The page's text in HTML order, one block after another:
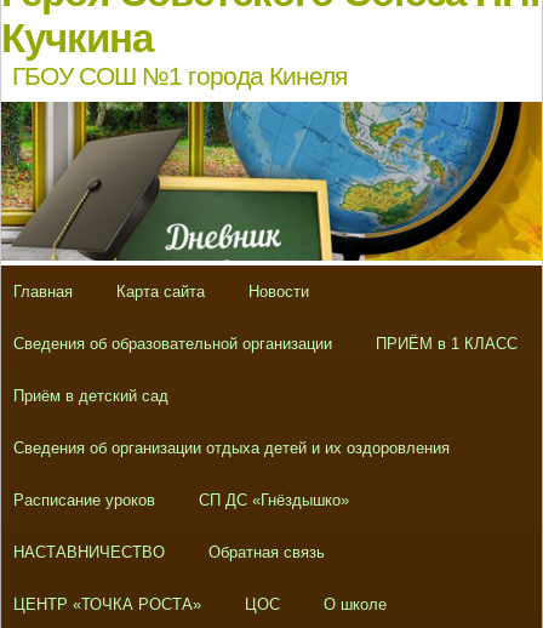
Кучкина
ГБОУ СОШ №1 города Кинеля
Главная Карта сайта Новости
Сведения об образовательной организации ПРИЁМ в 1 КЛАСС
Приём в детский сад
Сведения об организации отдыха детей и их оздоровления
Расписание уроков СП ДС «Гнёздышко»
НАСТАВНИЧЕСТВО Обратная связь
ЦЕНТР «ТОЧКА РОСТА» ЦОС О школе